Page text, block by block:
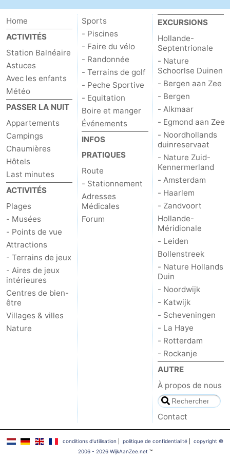
Duinen
aan
Zee
Bergen
-
Alkmaar
-
Egmond
Zee
-
Noordhollands
duinreservaat
Nature
Zuid-
Kennermerland
-
Amsterdam
-
Haarlem
-
Zandvoort
Hollande-
Leiden
Bollenstreek
-
Nature
Hollands
Duin
-
Noordwijk
-
Katwijk
-
Contact
Home
ACTIVITÉS
Station Balnéaire
Astuces
Avec les enfants
Météo
PASSER LA NUIT
Appartements
Campings
Chaumières
Hôtels
Last minutes
ACTIVITÉS
Plages
- Musées
- Points de vue
Attractions
- Terrains de jeux
- Aires de jeux
intérieures
Centres de bien-
être
Villages & villes
Nature
Sports
- Piscines
- Faire du vélo
- Randonnée
- Terrains de golf
- Peche Sportive
- Equitation
Boire et manger
Événements
INFOS
PRATIQUES
Route
- Stationnement
Adresses
Médicales
Forum
EXCURSIONS
Hollande-
Septentrionale
- Nature
Schoorlse Duinen
- Bergen aan Zee
- Bergen
- Alkmaar
- Egmond aan Zee
- Noordhollands
duinreservaat
- Nature Zuid-
Kennermerland
- Amsterdam
- Haarlem
- Zandvoort
Hollande-
Méridionale
- Leiden
Bollenstreek
- Nature Hollands
Duin
- Noordwijk
- Katwijk
- Scheveningen
- La Haye
- Rotterdam
- Rockanje
AUTRE
À propos de nous
Contact
conditions d‘utilisation politique de confidentialité| copyright ©
2006 - 2026 WijkAanZee.net ™